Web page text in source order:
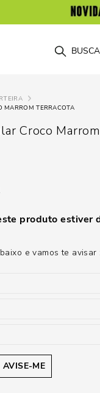
está procurando?
MARROM TERRACOTA
Croco
produto estiver
e vamos te avisar
AVISE-ME